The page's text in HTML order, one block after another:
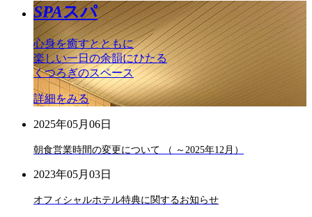
SPAスパ
心身を癒すとともに
楽しい一日の余韻にひたる
くつろぎのスペース
詳細をみる
2025年05月06日
朝食営業時間の変更について （ ～2025年12月）
2023年05月03日
オフィシャルホテル特典に関するお知らせ